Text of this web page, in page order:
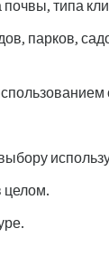
типа
парков,
целом.